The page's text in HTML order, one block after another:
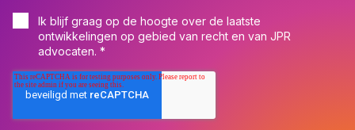
Ik blijf graag op de hoogte over de laatste
ontwikkelingen op gebied van recht en van JPR
advocaten. *